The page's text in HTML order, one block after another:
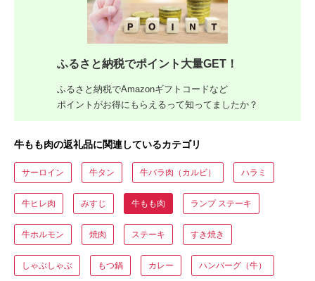
ふるさと納税でポイント大量GET！
ふるさと納税でAmazonギフトコードなど
ポイントがお得にもらえるって知ってましたか？
牛もも肉の返礼品に関連しているカテゴリ
サーロイン 牛タン 牛バラ肉（カルビ） ハラミ
牛ヒレ肉 みすじ 牛もも肉 ランプ ステーキ
牛ホルモン 焼肉 ステーキ すき焼き
しゃぶしゃぶ もつ鍋 カレー ハンバーグ（牛）